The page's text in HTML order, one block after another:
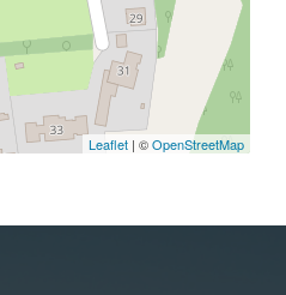
Leaflet | ©OpenStreetMap